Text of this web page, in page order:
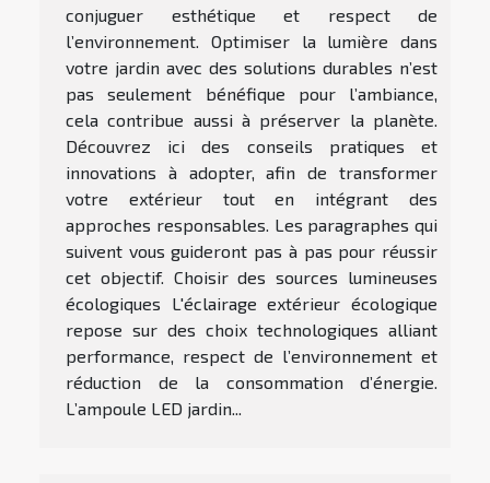
conjuguer esthétique et respect de
l’environnement. Optimiser la lumière dans
votre jardin avec des solutions durables n’est
pas seulement bénéfique pour l’ambiance,
cela contribue aussi à préserver la planète.
Découvrez ici des conseils pratiques et
innovations à adopter, afin de transformer
votre extérieur tout en intégrant des
approches responsables. Les paragraphes qui
suivent vous guideront pas à pas pour réussir
cet objectif. Choisir des sources lumineuses
écologiques L'éclairage extérieur écologique
repose sur des choix technologiques alliant
performance, respect de l’environnement et
réduction de la consommation d’énergie.
L’ampoule LED jardin...